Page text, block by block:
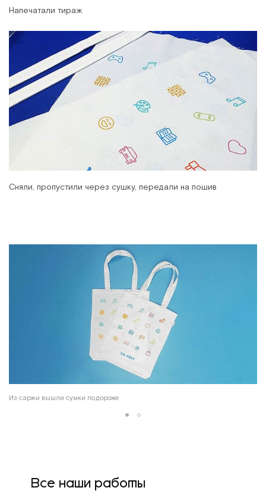
Напечатали тираж
Сняли, пропустили через сушку, передали на пошив
Из саржи вышли сумки подороже
Все наши работы